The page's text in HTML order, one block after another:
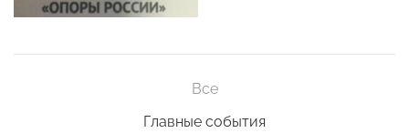
Все
Главные события